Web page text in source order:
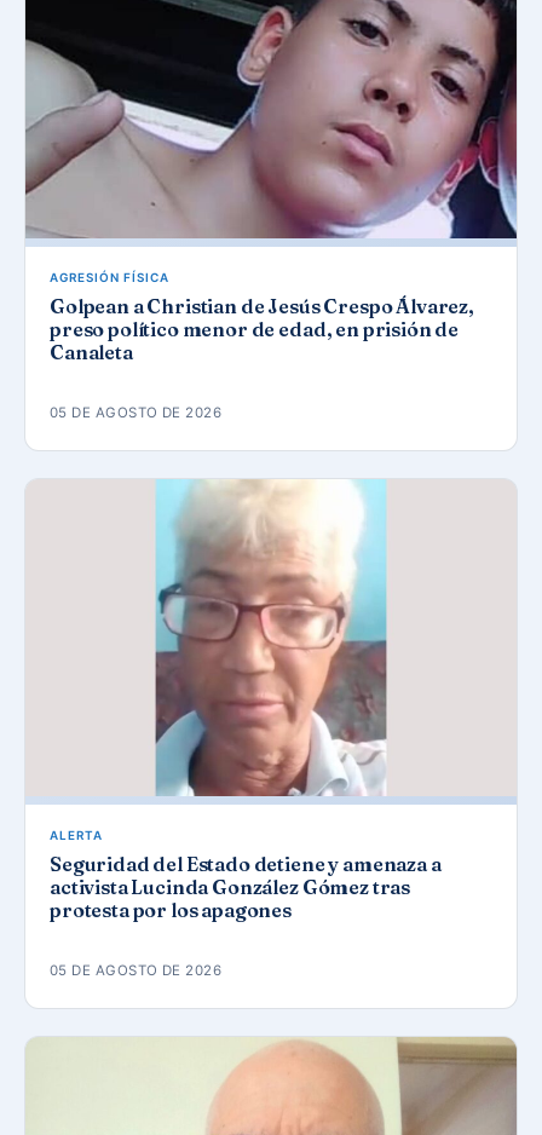
AGRESIÓN FÍSICA
Golpean a Christian de Jesús Crespo Álvarez,
preso político menor de edad, en prisión de
Canaleta
05 DE AGOSTO DE 2026
ALERTA
Seguridad del Estado detiene y amenaza a
activista Lucinda González Gómez tras
protesta por los apagones
05 DE AGOSTO DE 2026